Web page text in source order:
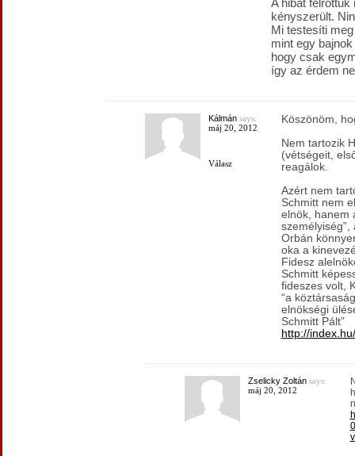
A hibát felróttuk
kényszerült.
Mi testesíti
mint egy
hogy csak
így az érdem
Kálmánsays:
máj 20, 2012
Válasz
Köszönöm,
Nem tartozik
(vétségeit,
reagálok.
Azért nem
Schmitt nem
elnök, hanem
személyiség”,
Orbán
oka a
Fidesz
Schmitt
fideszes volt,
“a
elnökségi
Schmitt Pált”
http://
Zselicky Zoltánsays:
máj 20, 2012